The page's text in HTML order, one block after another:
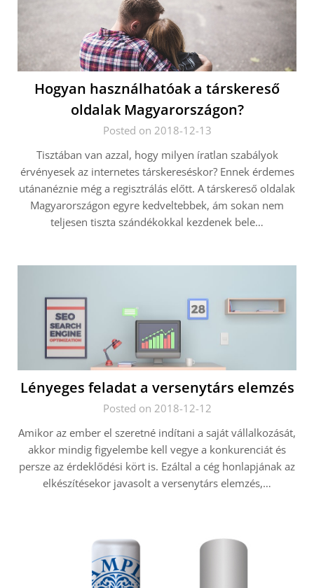
Hogyan használhatóak a társkereső
oldalak Magyarországon?
Posted on 2018-12-13
Tisztában van azzal, hogy milyen íratlan szabályok
érvényesek az internetes társkereséskor? Ennek érdemes
utánanéznie még a regisztrálás előtt. A társkereső oldalak
Magyarországon egyre kedveltebbek, ám sokan nem
teljesen tiszta szándékokkal kezdenek bele…
Lényeges feladat a versenytárs elemzés
Posted on 2018-12-12
Amikor az ember el szeretné indítani a saját vállalkozását,
akkor mindig figyelembe kell vegye a konkurenciát és
persze az érdeklődési kört is. Ezáltal a cég honlapjának az
elkészítésekor javasolt a versenytárs elemzés,…